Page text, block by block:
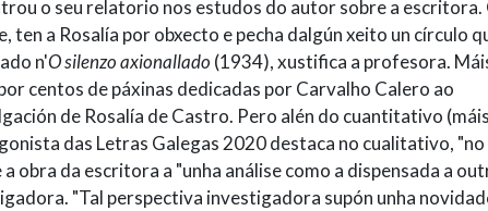
o seu relatorio nos estudos do autor sobre a escritora.
a Rosalía por obxecto e pecha dalgún xeito un círculo
n'O silenzo axionallado (1934), xustifica a profesora.
centos de páxinas dedicadas por Carvalho Calero ao
de Rosalía de Castro. Pero alén do cuantitativo
das Letras Galegas 2020 destaca no cualitativo, "no
obra da escritora a "unha análise como a dispensada a
"Tal perspectiva investigadora supón unha